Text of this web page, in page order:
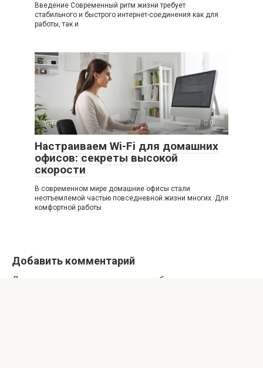
Введение Современный ритм жизни требует
стабильного и быстрого интернет-соединения как для
работы, так и
WIFI 0
Настраиваем Wi-Fi для домашних
офисов: секреты высокой
скорости
В современном мире домашние офисы стали
неотъемлемой частью повседневной жизни многих. Для
комфортной работы
Добавить комментарий
Для отправки комментария вам необходимо